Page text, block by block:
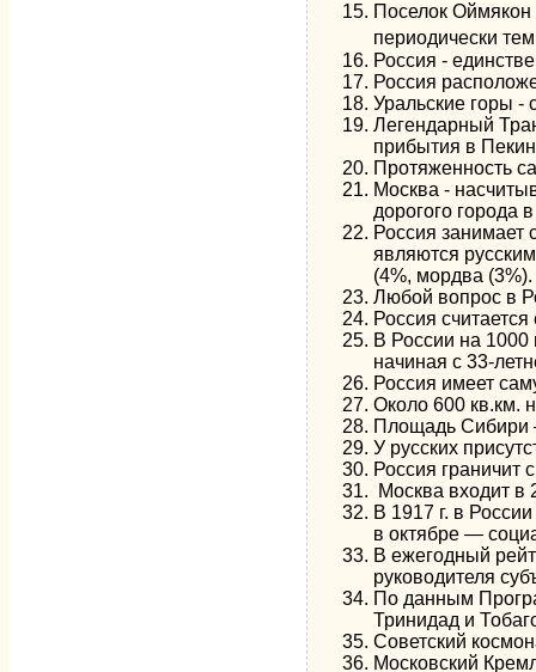
Поселок
периодически
Россия -
Россия
Уральские горы
Легендарный
прибытия в
Протяженность
Москва -
дорогого города
Россия занимает
являются
(4%, мордва (3%).
Любой вопрос в
Россия
В России на
начиная с 33-
Россия имеет
Около 600 кв.км.
Площадь Сибири
У русских
Россия граничит
Москва входит в
В 1917 г. в
в октябре —
В ежегодный
руководителя
По данным
Тринидад и
Советский
Московский